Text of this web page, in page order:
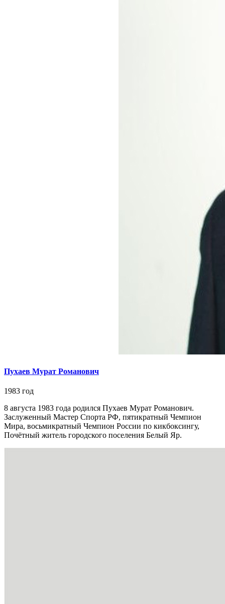
Пухаев Мурат Романович
1983 год
8 августа 1983 года родился Пухаев Мурат Романович.
Заслуженный Мастер Спорта РФ, пятикратный Чемпион
Мира, восьмикратный Чемпион России по кикбоксингу,
Почётный житель городского поселения Белый Яр.